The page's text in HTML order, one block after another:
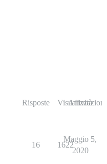
Risposte Visualizzazioni
Attività
16 1622
Maggio 5,
2020